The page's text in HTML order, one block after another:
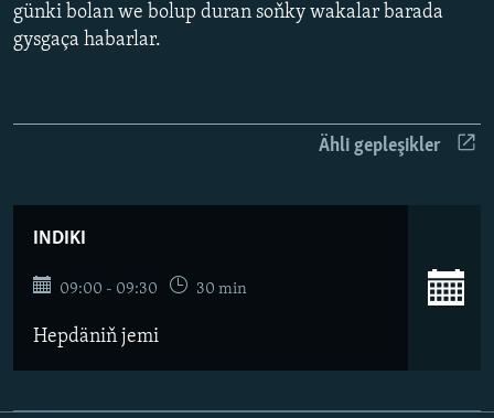
günki bolan we bolup duran soňky wakalar barada
gysgaça habarlar.
Ähli gepleşikler
INDIKI
09:00 - 09:30 30 min
Hepdäniň jemi